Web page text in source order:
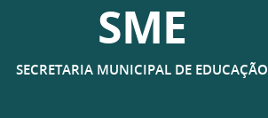
SME
SECRETARIA MUNICIPAL DE EDUCAÇÃO